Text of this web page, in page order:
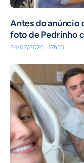
Antes do anúncio
foto de Pedrinho
24/07/2026 · 17h53